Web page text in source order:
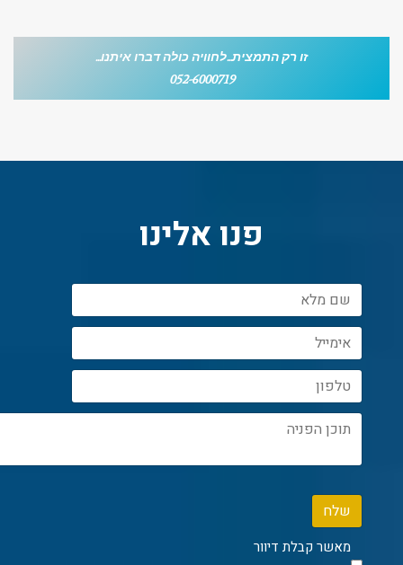
זו רק התמצית...לחוויה כולה דברו איתנו...
052-6000719
זו רק התמצית...לחוויה כולה דברו איתנו...
052-6000719
פנו אלינו
שלח
מאשר קבלת דיוור